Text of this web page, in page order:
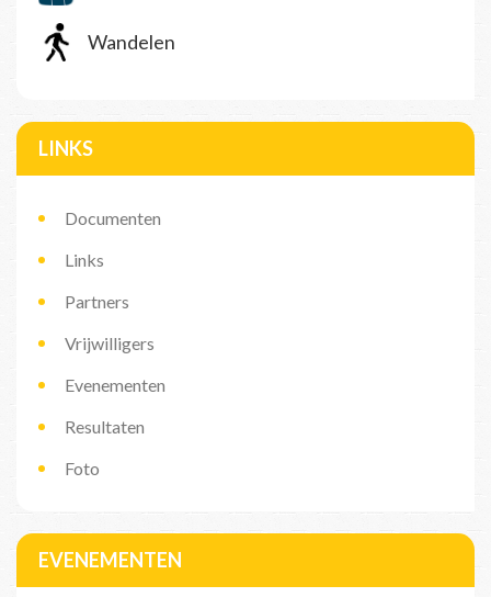
Wandelen
LINKS
Documenten
Links
Partners
Vrijwilligers
Evenementen
Resultaten
Foto
EVENEMENTEN